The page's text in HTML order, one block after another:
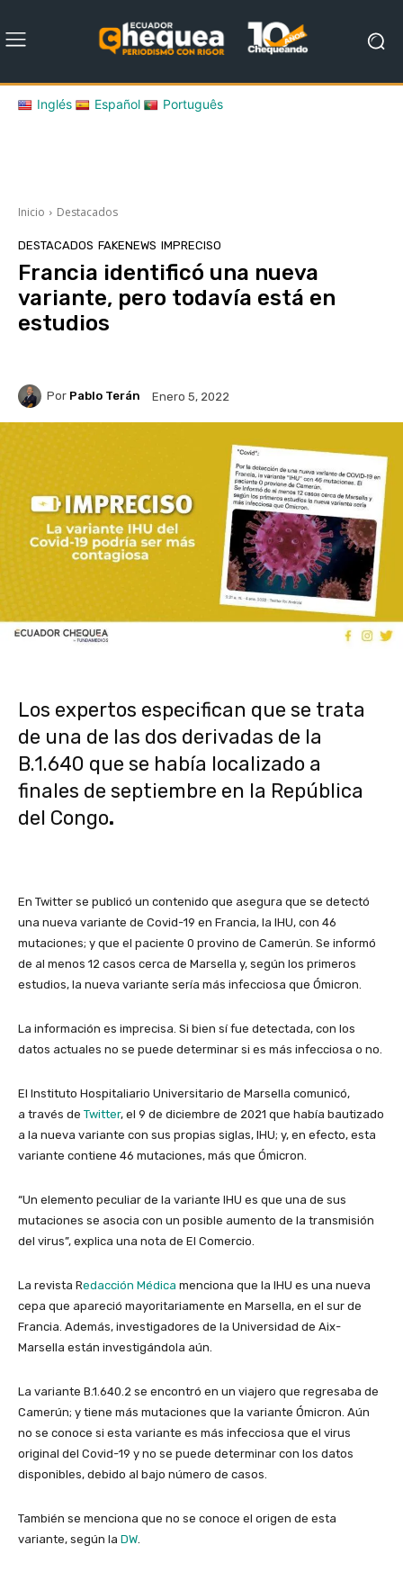
Inglés Español Português
Inicio Destacados
DESTACADOS FAKENEWS IMPRECISO
Francia identificó una nueva
variante, pero todavía está en
estudios
Por Pablo Terán Enero 5, 2022
Los expertos especifican que se trata
de una de las dos derivadas de la
B.1.640 que se había localizado a
finales de septiembre en la República
del Congo.
En Twitter se publicó un contenido que asegura que se detectó
una nueva variante de Covid-19 en Francia, la IHU, con 46
mutaciones; y que el paciente 0 provino de Camerún. Se informó
de al menos 12 casos cerca de Marsella y, según los primeros
estudios, la nueva variante sería más infecciosa que Ómicron.
La información es imprecisa. Si bien sí fue detectada, con los
datos actuales no se puede determinar si es más infecciosa o no.
El Instituto Hospitaliario Universitario de Marsella comunicó,
a través de Twitter, el 9 de diciembre de 2021 que había bautizado
a la nueva variante con sus propias siglas, IHU; y, en efecto, esta
variante contiene 46 mutaciones, más que Ómicron.
“Un elemento peculiar de la variante IHU es que una de sus
mutaciones se asocia con un posible aumento de la transmisión
del virus”, explica una nota de El Comercio.
La revista Redacción Médica menciona que la IHU es una nueva
cepa que apareció mayoritariamente en Marsella, en el sur de
Francia. Además, investigadores de la Universidad de Aix-
Marsella están investigándola aún.
La variante B.1.640.2 se encontró en un viajero que regresaba de
Camerún; y tiene más mutaciones que la variante Ómicron. Aún
no se conoce si esta variante es más infecciosa que el virus
original del Covid-19 y no se puede determinar con los datos
disponibles, debido al bajo número de casos.
También se menciona que no se conoce el origen de esta
variante, según la DW